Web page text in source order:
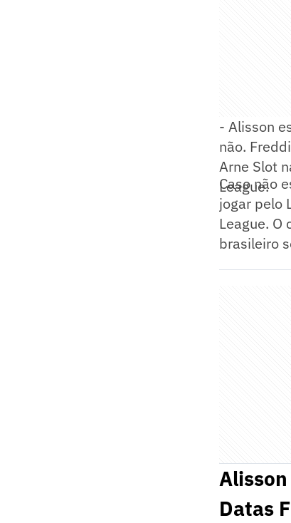
- Alisson
não.
Arne Slot
League.
Caso não
jogar pelo
League. O
brasileiro
Datas